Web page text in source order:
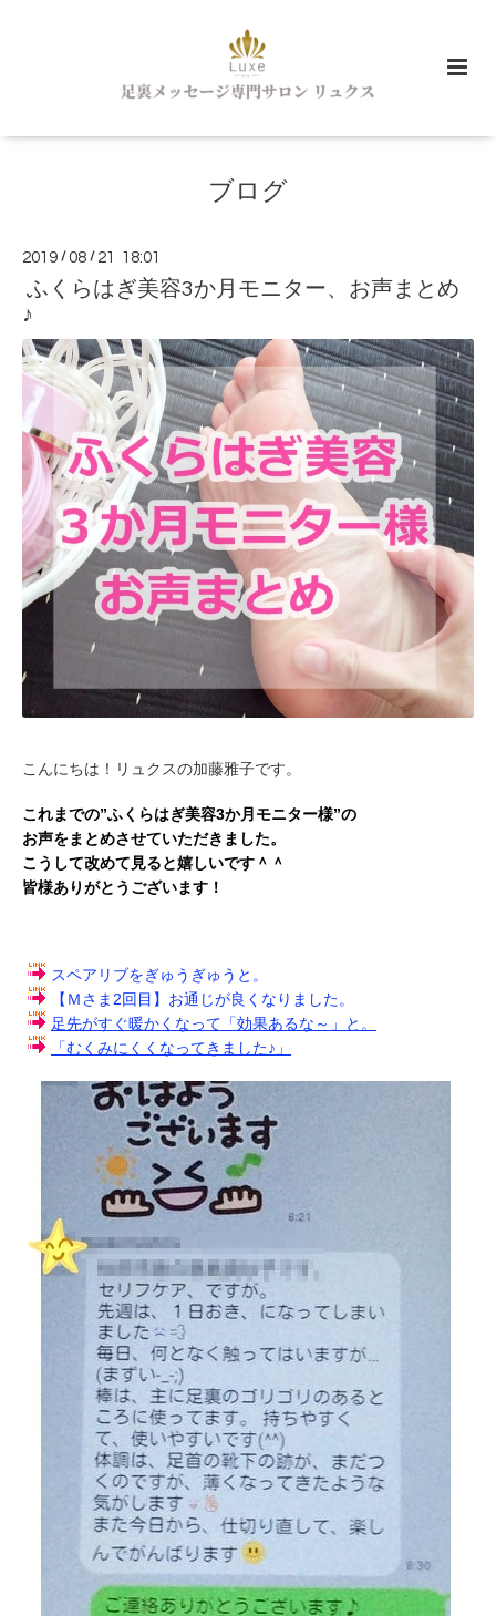
ブログ
2019 /08 / 21 18:01
ふくらはぎ美容3か月モニター、お声まとめ
♪
こんにちは！リュクスの加藤雅子です。
これまでの”ふくらはぎ美容3か月モニター様”の
お声をまとめさせていただきました。
こうして改めて見ると嬉しいです＾＾
皆様ありがとうございます！
スペアリブをぎゅうぎゅうと。
【Ｍさま2回目】お通じが良くなりました。
足先がすぐ暖かくなって「効果あるな～」と。
「むくみにくくなってきました♪」